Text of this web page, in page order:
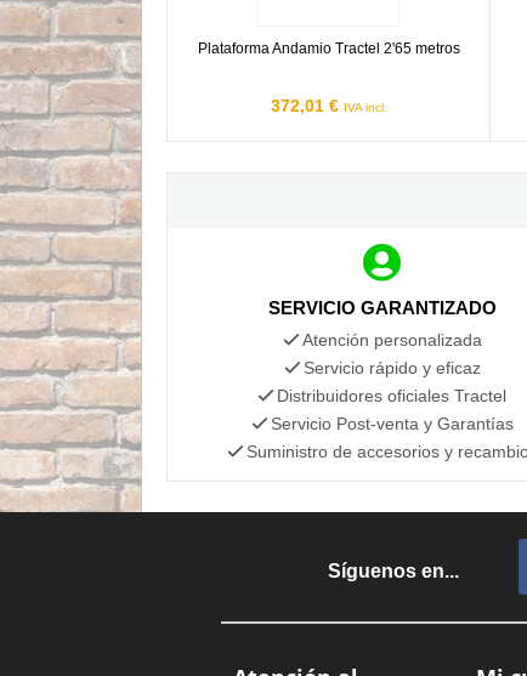
Plataforma Andamio Tractel 2'65 metros
372,01 € IVA incl.
SERVICIO GARANTIZADO
Atención personalizada
Servicio rápido y eficaz
Distribuidores oficiales Tractel
Servicio Post-venta y Garantías
Suministro de accesorios y
Síguenos en...